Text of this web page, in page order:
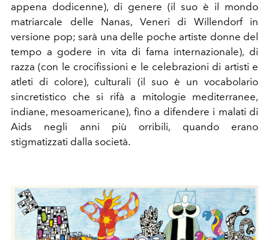
appena dodicenne), di genere (il suo è il mondo
matriarcale delle Nanas, Veneri di Willendorf in
versione pop; sarà una delle poche artiste donne del
tempo a godere in vita di fama internazionale), di
razza (con le crocifissioni e le celebrazioni di artisti e
atleti di colore), culturali (il suo è un vocabolario
sincretistico che si rifà a mitologie mediterranee,
indiane, mesoamericane), fino a difendere i malati di
Aids negli anni più orribili, quando erano
stigmatizzati dalla società.